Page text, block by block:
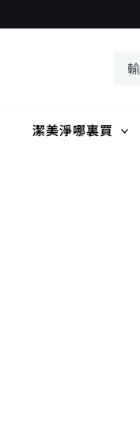
尋：
潔美淨哪裏買